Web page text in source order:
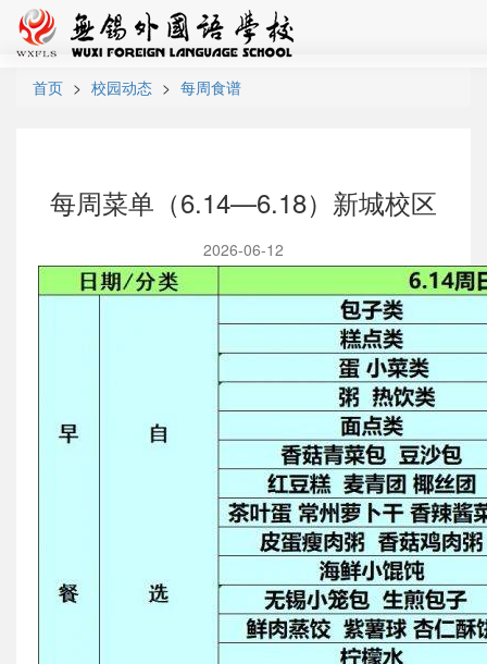
首页 校园动态 每周食谱
每周菜单（6.14—6.18）新城校区
2026-06-12